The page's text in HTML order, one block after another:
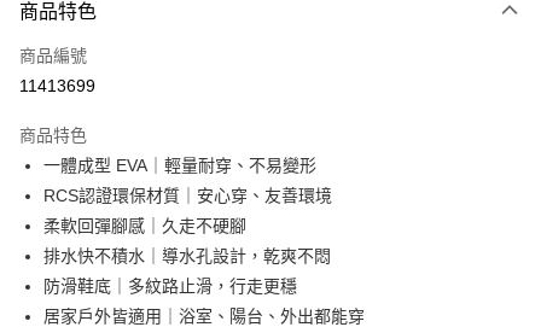
信用卡一次付款
超商取貨付款
Apple Pay
街口支付
悠遊付
Google Pay
商品特色
商品編號
11413699
商品特色
一體成型 EVA｜輕量耐穿、不易變形
RCS認證環保材質｜安心穿、友善環境
柔軟回彈腳感｜久走不硬腳
排水快不積水｜導水孔設計，乾爽不悶
防滑鞋底｜多紋路止滑，行走更穩
居家戶外皆適用｜浴室、陽台、外出都能穿